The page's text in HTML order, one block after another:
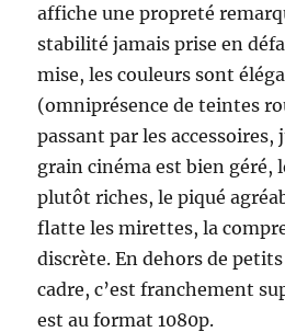
affiche une propreté
stabilité jamais prise en
mise, les couleurs sont
(omniprésence de teintes
passant par les accessoires,
grain cinéma est bien géré,
plutôt riches, le piqué
flatte les mirettes, la
discrète. En dehors de
cadre, c’est franchement
est au format 1080p.